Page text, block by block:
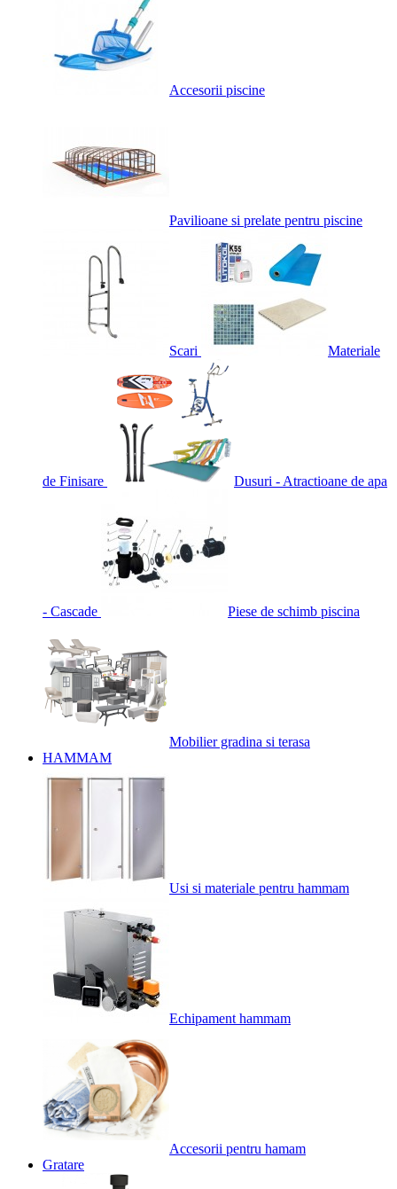
Accesorii piscine
Pavilioane si prelate pentru piscine
Scari Materiale
de Finisare Dusuri - Atractioane de apa
- Cascade Piese de schimb piscina
Mobilier gradina si terasa
HAMMAM
Usi si materiale pentru hammam
Echipament hammam
Accesorii pentru hamam
Gratare